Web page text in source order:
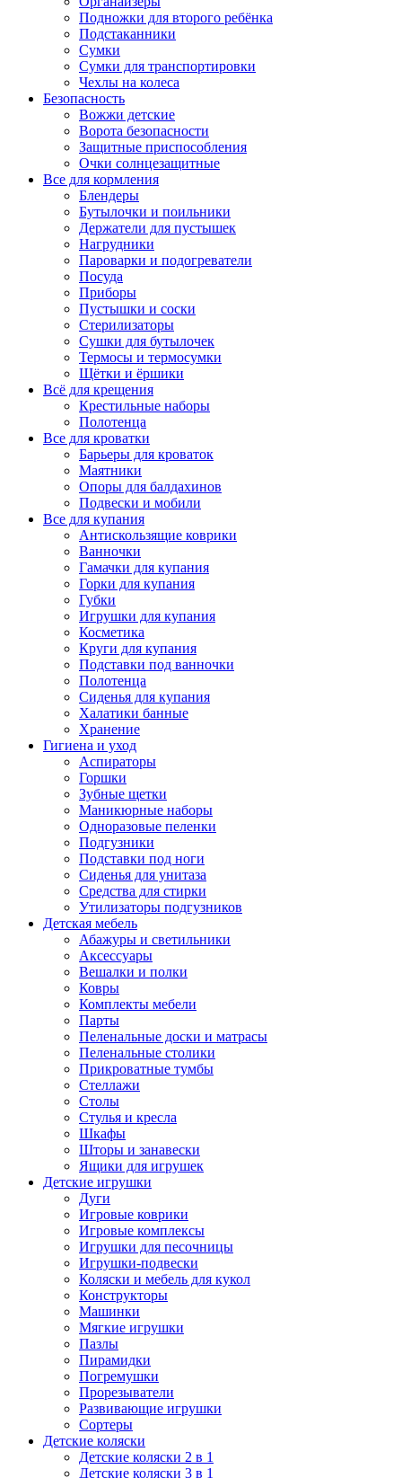
Подножки для второго ребёнка
Подстаканники
Сумки
Сумки для транспортировки
Чехлы на колеса
Безопасность
Вожжи детские
Ворота безопасности
Защитные приспособления
Очки солнцезащитные
Все для кормления
Блендеры
Бутылочки и поильники
Держатели для пустышек
Нагрудники
Пароварки и подогреватели
Посуда
Приборы
Пустышки и соски
Стерилизаторы
Сушки для бутылочек
Термосы и термосумки
Щётки и ёршики
Всё для крещения
Крестильные наборы
Полотенца
Все для кроватки
Барьеры для кроваток
Маятники
Опоры для балдахинов
Подвески и мобили
Все для купания
Антискользящие коврики
Ванночки
Гамачки для купания
Горки для купания
Губки
Игрушки для купания
Косметика
Круги для купания
Подставки под ванночки
Полотенца
Сиденья для купания
Халатики банные
Хранение
Гигиена и уход
Аспираторы
Горшки
Зубные щетки
Маникюрные наборы
Одноразовые пеленки
Подгузники
Подставки под ноги
Сиденья для унитаза
Средства для стирки
Утилизаторы подгузников
Детская мебель
Абажуры и светильники
Аксессуары
Вешалки и полки
Ковры
Комплекты мебели
Парты
Пеленальные доски и матрасы
Пеленальные столики
Прикроватные тумбы
Стеллажи
Столы
Стулья и кресла
Шкафы
Шторы и занавески
Ящики для игрушек
Детские игрушки
Дуги
Игровые коврики
Игровые комплексы
Игрушки для песочницы
Игрушки-подвески
Коляски и мебель для кукол
Конструкторы
Машинки
Мягкие игрушки
Пазлы
Пирамидки
Погремушки
Прорезыватели
Развивающие игрушки
Сортеры
Детские коляски
Детские коляски 2 в 1
Детские коляски 3 в 1